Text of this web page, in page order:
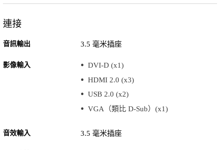
連接
音訊輸出 3.5 毫米插座
影像輸入
DVI-D (x1)
HDMI 2.0 (x3)
USB 2.0 (x2)
VGA（類比 D-Sub）(x1)
音效輸入 3.5 毫米插座